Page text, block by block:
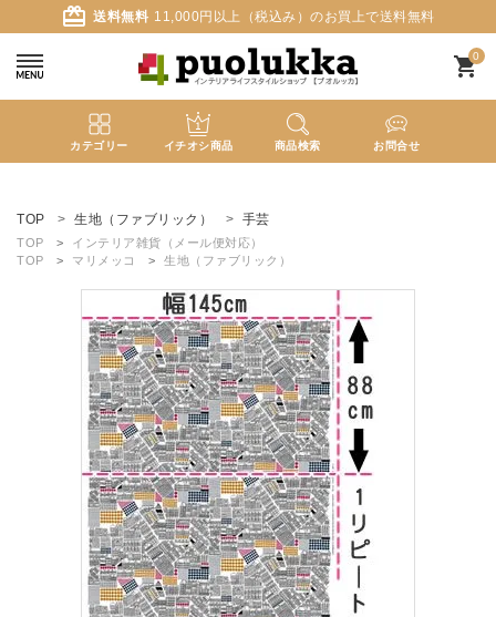
card_giftcard 送料無料 11,000円以上（税込み）のお買上で送料無料
0
shopping_cart
カテゴリー イチオシ商品 商品検索 お問合せ
ようこそ ゲスト 様
search
カテゴリーから探す
ガイドライン
TOP 生地（ファブリック） 手芸
TOP
インテリア雑貨（メール便対応）
TOP
マリメッコ 生地（ファブリック）